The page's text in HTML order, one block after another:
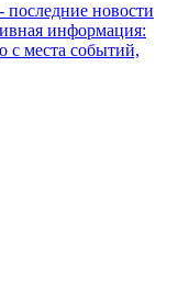
последние новости
информация:
с места событий,